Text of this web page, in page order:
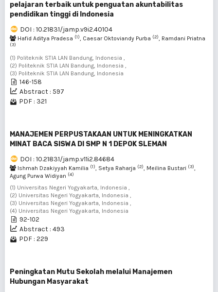
pelajaran terbaik untuk penguatan akuntabilitas
pendidikan tinggi di Indonesia
DOI : 10.21831/jamp.v9i2.40104
Hafid Aditya Pradesa (1), Caesar Oktoviandy Purba (2), Ramdani Priatna
(3)
(1) Politeknik STIA LAN Bandung, Indonesia ,
(2) Politeknik STIA LAN Bandung, Indonesia ,
(3) Politeknik STIA LAN Bandung, Indonesia
146-158
Abstract : 597
PDF : 321
MANAJEMEN PERPUSTAKAAN UNTUK MENINGKATKAN
MINAT BACA SISWA DI SMP N 1 DEPOK SLEMAN
DOI : 10.21831/jamp.v11i2.84684
Ishmah Dzakiyyah Kamilia (1), Setya Raharja (2), Meilina Bustari (3),
Agung Purwa Widiyan (4)
(1) Universitas Negeri Yogyakarta, Indonesia ,
(2) Universitas Negeri Yogyakarta, Indonesia ,
(3) Universitas Negeri Yogyakarta, Indonesia ,
(4) Universitas Negeri Yogyakarta, Indonesia
92-102
Abstract : 493
PDF : 229
Peningkatan Mutu Sekolah melalui Manajemen
Hubungan Masyarakat